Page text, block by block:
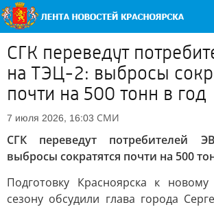
СГК переведут
на ТЭЦ-2: выбросы
почти на 500 тонн в год
7 июля 2026, 16:03 СМИ
СГК переведут потребителей
выбросы сократятся почти на 500
Подготовку Красноярска к новому
сезону обсудили глава города